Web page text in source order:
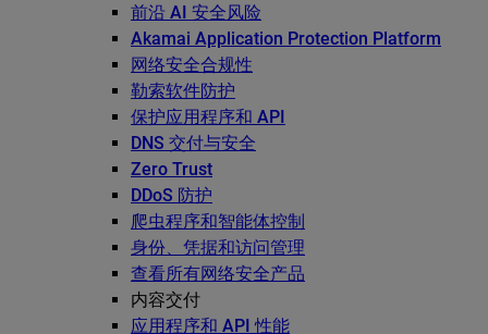
前沿 AI 安全风险
Akamai Application Protection Platform
网络安全合规性
勒索软件防护
保护应用程序和 API
DNS 交付与安全
Zero Trust
DDoS 防护
爬虫程序和智能体控制
身份、凭据和访问管理
查看所有网络安全产品
内容交付
应用程序和 API 性能